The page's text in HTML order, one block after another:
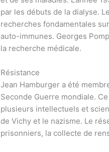
par les débuts de la dialyse.
recherches fondamentales
auto-immunes. Georges
la recherche médicale.
Résistance
Jean Hamburger a été
Seconde Guerre mondiale.
plusieurs intellectuels et
de Vichy et le nazisme. Le
prisonniers, la collecte de